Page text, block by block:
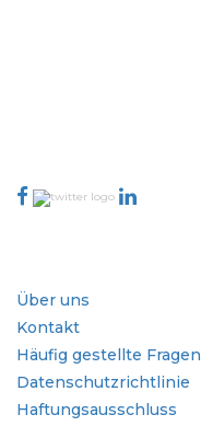
Über uns
Kontakt
Häufig gestellte Fragen
Datenschutzrichtlinie
Haftungsausschluss